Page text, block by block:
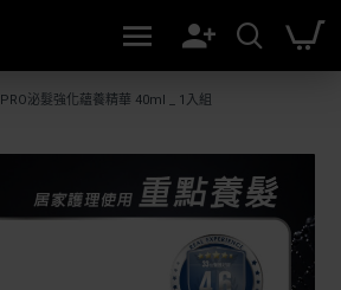
PRO泌髮強化蘊養精華 40ml _ 1入組